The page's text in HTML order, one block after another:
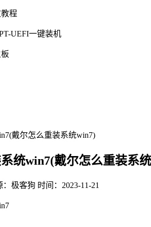
程
UEFI一键装机
戴尔怎么重装系统win7)
统win7(戴尔怎么重装系
：极客狗 时间：2023-11-21